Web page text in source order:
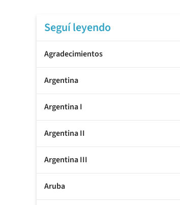
Seguí leyendo
Agradecimientos
Argentina
Argentina I
Argentina II
Argentina III
Aruba